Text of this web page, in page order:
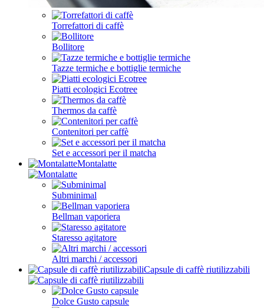
Torrefattori di caffè
Bollitore
Tazze termiche e bottiglie termiche
Piatti ecologici Ecotree
Thermos da caffè
Contenitori per caffè
Set e accessori per il matcha
Montalatte
Subminimal
Bellman vaporiera
Staresso agitatore
Altri marchi / accessori
Capsule di caffè riutilizzabili
Dolce Gusto capsule